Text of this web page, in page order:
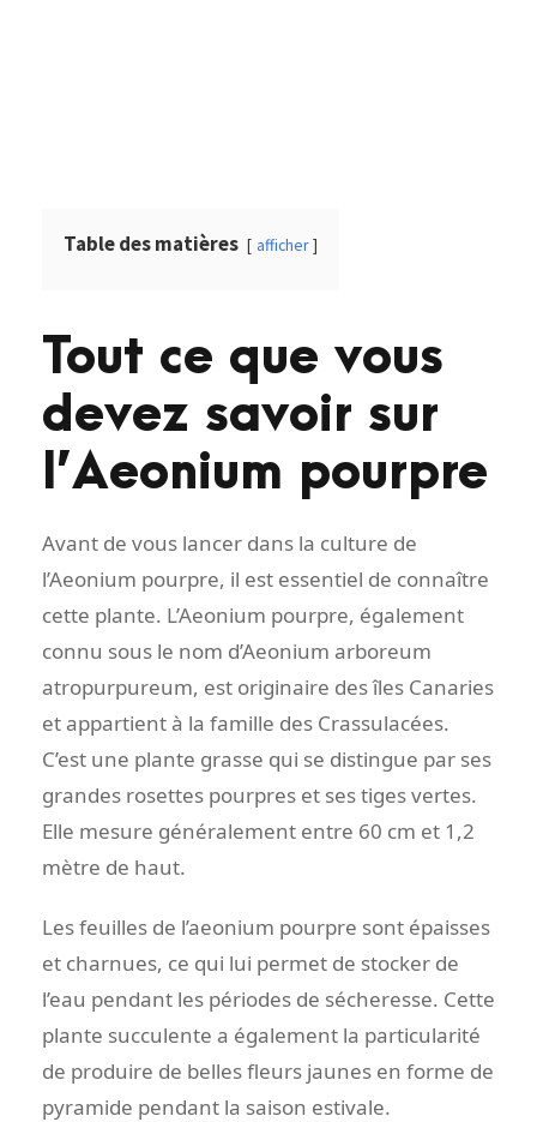
Table des matières afficher
Tout ce que vous
devez savoir sur
l’Aeonium pourpre
Avant de vous lancer dans la culture de
l’Aeonium pourpre, il est essentiel de connaître
cette plante. L’Aeonium pourpre, également
connu sous le nom d’Aeonium arboreum
atropurpureum, est originaire des îles Canaries
et appartient à la famille des Crassulacées.
C’est une plante grasse qui se distingue par ses
grandes rosettes pourpres et ses tiges vertes.
Elle mesure généralement entre 60 cm et 1,2
mètre de haut.
Les feuilles de l’aeonium pourpre sont épaisses
et charnues, ce qui lui permet de stocker de
l’eau pendant les périodes de sécheresse. Cette
plante succulente a également la particularité
de produire de belles fleurs jaunes en forme de
pyramide pendant la saison estivale.